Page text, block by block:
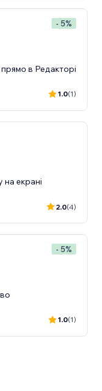
- 5%
в Редакторі
1.0(1)
екрані
2.0(4)
- 5%
1.0(1)